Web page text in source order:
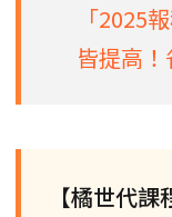
「2025
皆提高
【橘世代課